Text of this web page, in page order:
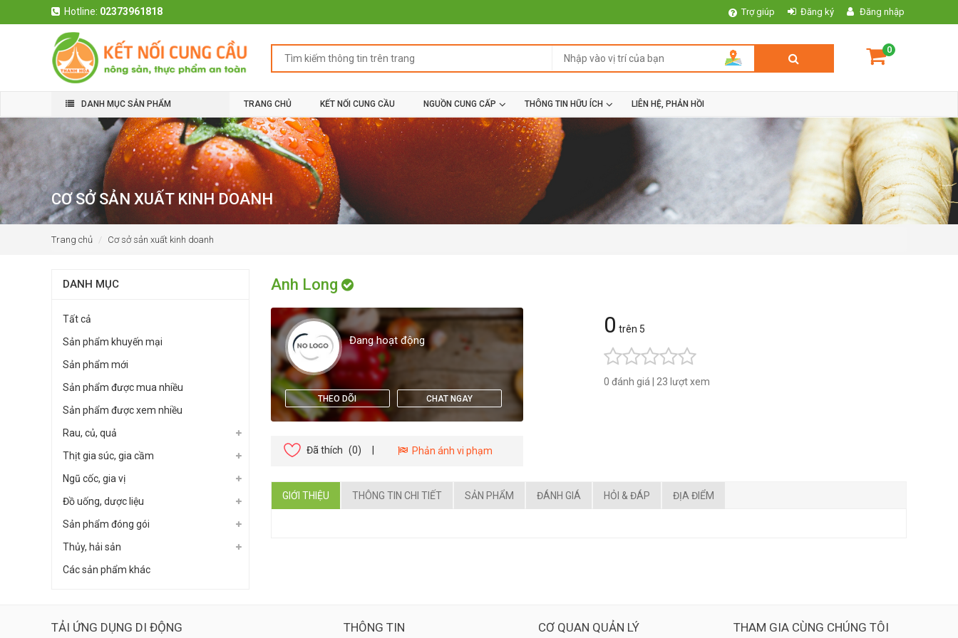
Hotline: 02373961818 Trợ giúp Đăng ký Đăng nhập
0
DANH MỤC SẢN PHẨM TRANG CHỦ KẾT NỐI CUNG CẦU NGUỒN CUNG CẤP THÔNG TIN HỮU ÍCH LIÊN HỆ, PHẢN HỒI
CƠ SỞ SẢN XUẤT KINH DOANH
Trang chủ Cơ sở sản xuất kinh doanh
DANH MỤC
Tất cả
Sản phẩm khuyến mại
Sản phẩm mới
Sản phẩm được mua nhiều
Sản phẩm được xem nhiều
Rau, củ, quả
Thịt gia súc, gia cầm
Ngũ cốc, gia vị
Đồ uống, dược liệu
Sản phẩm đóng gói
Thủy, hải sản
Các sản phẩm khác
Anh Long
Đang hoạt động
THEO DÕI CHAT NGAY
Đã thích (0) Phản ánh vi phạm
0 trên 5
0 đánh giá 23 lượt xem
GIỚI THIỆU THÔNG TIN CHI TIẾT SẢN PHẨM ĐÁNH GIÁ HỎI & ĐÁP ĐỊA ĐIỂM
TẢI ỨNG DỤNG DI ĐỘNG THÔNG TIN CƠ QUAN QUẢN LÝ THAM GIA CÙNG CHÚNG TÔI